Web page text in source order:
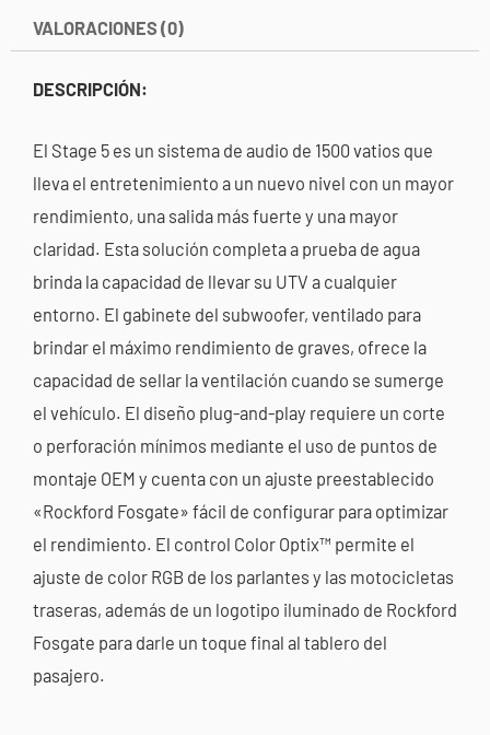
VALORACIONES (0)
DESCRIPCIÓN:
El Stage 5 es un sistema de audio de 1500 vatios que
lleva el entretenimiento a un nuevo nivel con un mayor
rendimiento, una salida más fuerte y una mayor
claridad. Esta solución completa a prueba de agua
brinda la capacidad de llevar su UTV a cualquier
entorno. El gabinete del subwoofer, ventilado para
brindar el máximo rendimiento de graves, ofrece la
capacidad de sellar la ventilación cuando se sumerge
el vehículo. El diseño plug-and-play requiere un corte
o perforación mínimos mediante el uso de puntos de
montaje OEM y cuenta con un ajuste preestablecido
«Rockford Fosgate» fácil de configurar para optimizar
el rendimiento. El control Color Optix™ permite el
ajuste de color RGB de los parlantes y las motocicletas
traseras, además de un logotipo iluminado de Rockford
Fosgate para darle un toque final al tablero del
pasajero.